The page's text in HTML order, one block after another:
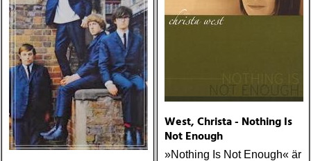
West, Christa - Nothing Is
Not Enough
»Nothing Is Not Enough« är